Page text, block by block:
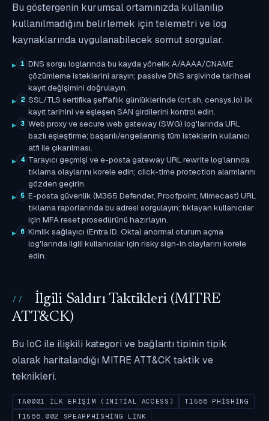
Bu göstergenin kurumsal ortamınızda kullanılıp
kullanılmadığını belirlemek için telemetri ve log
kaynaklarında uygulanabilecek somut sorgular.
1 DNS sorgu loglarında bu kayda yönelik A/AAAA/CNAME
çözümleme isteklerini arayın; passive DNS arşivinde tarihsel
kayıt değişimini doğrulayın.
2 SSL/TLS sertifika şeffaflık günlüklerinde (crt.sh, censys.io) ilk
kayıt tarihini ve eşleşen SAN girdilerini kontrol edin.
3 Web proxy ve secure web gateway (SWG) log'larında URL
bazlı eşleştirme; başarılı/engellenmiş tüm isteklerin kullanıcı
atfı ile çıkarılması.
4 Tarayıcı geçmişi ve e-posta gateway URL rewrite log'larında
tıklama olaylarını korele edin; click-time protection alarmlarını
gözden geçirin.
5 E-posta güvenlik (M365 Defender, Proofpoint, Mimecast) URL
tıklama raporlarında bu adresi sorgulayın; tıklayan kullanıcılar
için MFA reset prosedürünü hazırlayın.
6 Kimlik sağlayıcı (Entra ID, Okta) anormal oturum açma
log'larında ilgili kullanıcılar için risky sign-in olaylarını korele
edin.
İlgili Saldırı Taktikleri (MITRE
ATT&CK)
Bu IoC ile ilişkili kategori ve bağlantı tipinin tipik
olarak haritalandığı MITRE ATT&CK taktik ve
teknikleri.
TA0001 İLK ERIŞIM (INITIAL ACCESS)
T1566 PHISHING
T1566.002 SPEARPHISHING LINK